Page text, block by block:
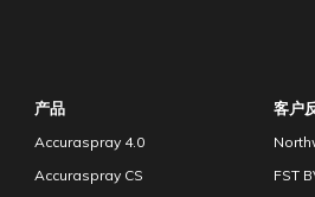
产品
Accuraspray 4.0
Accuraspray CS
客户
FST